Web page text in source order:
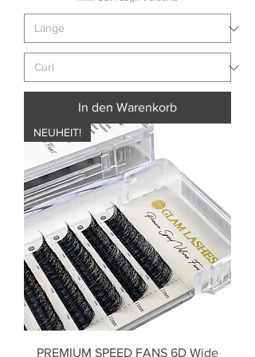
In den Warenkorb
NEUHEIT!
PREMIUM SPEED FANS 6D Wide